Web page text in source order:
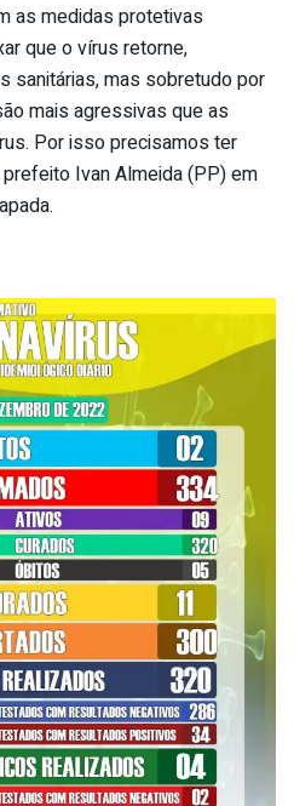
as medidas protetivas
que o vírus retorne,
sanitárias, mas sobretudo por
mais agressivas que as
Por isso precisamos ter
Ivan Almeida (PP) em